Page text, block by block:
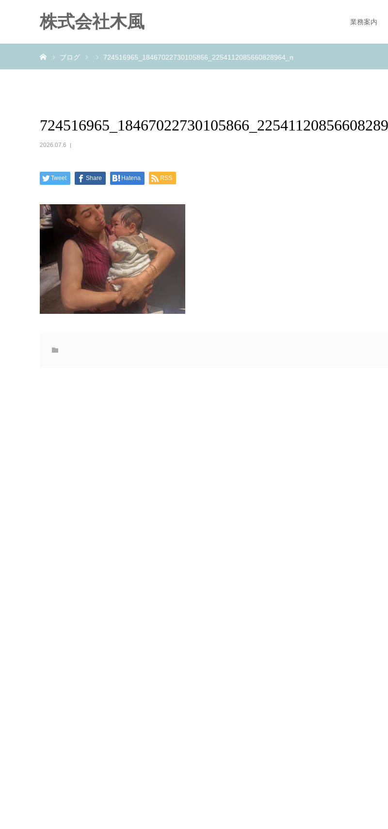
株式会社木風 業務案内
ブログ 724516965_18467022730105866_2254112085660828964_n
2026.07.6
Tweet Share Hatena RSS